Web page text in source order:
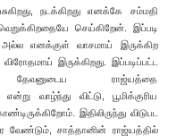
நடக்கிறது எனக்கே சம்மதி
செய்கிறேன். இப்படி
எனக்குள் வாசமாய் இருக்கிற
இருக்கிறது. இப்படிப்பட்ட
தேவனுடைய ராஜ்யத்தை
வாழ்ந்து விட்டு, பூமிக்குரிய
இதிலிருந்து விடுபட
வேண்டும், சாத்தானின் ராஜ்யத்தில்